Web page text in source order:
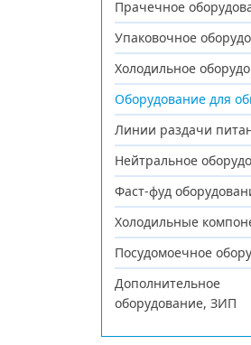
Прачечное
Упаковочное
Холодильное
Оборудование для
Линии раздачи
Нейтральное
Фаст-фуд
Холодильные
Посудомоечное
Дополнительное
оборудование, ЗИП